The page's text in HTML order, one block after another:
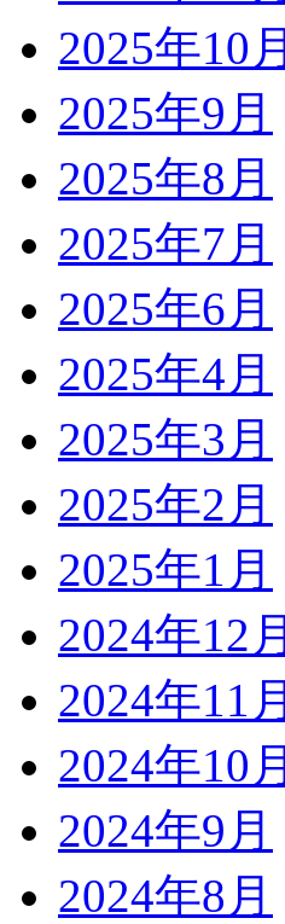
2025年10月
2025年9月
2025年8月
2025年7月
2025年6月
2025年4月
2025年3月
2025年2月
2025年1月
2024年12月
2024年11月
2024年10月
2024年9月
2024年8月